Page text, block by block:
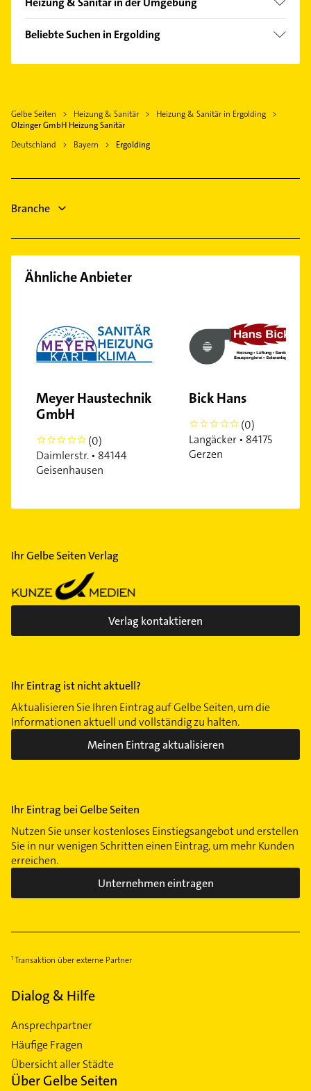
Landshut
Essenbach Markt
Niederaichbach
Geisenhausen
Rottenburg an der Laaber
Pfeffenhausen
Beliebte Suchen in Ergolding
Schreiner
Krankengymnastik
Immobilienmakler
Klempner
Gelbe Seiten Heizung & Sanitär
Heizung & Sanitär in Ergolding
Olzinger GmbH Heizung Sanitär
Deutschland
Bayern Ergolding
Branche
Ähnliche Anbieter
Meyer Haustechnik
GmbH
0
(0)
Daimlerstr. • 84144
Geisenhausen
Bick Hans
0
(0)
Langäcker • 84175
Gerzen
Ihr Gelbe Seiten Verlag
Verlag kontaktieren
Ihr Eintrag ist nicht aktuell?
Aktualisieren Sie Ihren Eintrag auf Gelbe Seiten, um die
Informationen aktuell und vollständig zu halten.
Meinen Eintrag aktualisieren
Ihr Eintrag bei Gelbe Seiten
Nutzen Sie unser kostenloses Einstiegsangebot und erstellen
Sie in nur wenigen Schritten einen Eintrag, um mehr Kunden
erreichen.
Unternehmen eintragen
Transaktion über externe Partner
Dialog & Hilfe
Ansprechpartner
Häufige Fragen
Übersicht aller Städte
Über Gelbe Seiten